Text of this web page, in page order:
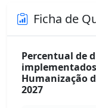
Ficha de
Percentual de
Humanização
2027